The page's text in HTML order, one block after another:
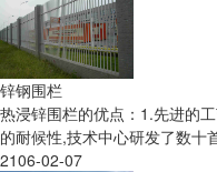
锌钢围栏
热浸锌围栏的优点：1.先进的
的耐候性,技术中心研发了数十
2106-02-07